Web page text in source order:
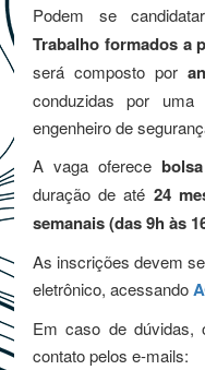
Podem se
Trabalho formados a
será composto por
conduzidas por
engenheiro de
A vaga oferece
duração de até 24
semanais (das 9h às
As inscrições devem
eletrônico, acessando
Em caso de dúvidas,
contato pelos e-mails: